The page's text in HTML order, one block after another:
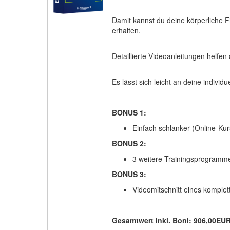
Damit kannst du deine körperliche
erhalten.
Detaillierte Videoanleitungen
Es lässt sich leicht an deine
BONUS 1:
Einfach schlanker (Online-
BONUS 2:
3 weitere
BONUS 3:
Videomitschnitt eines
Gesamtwert inkl. Boni: